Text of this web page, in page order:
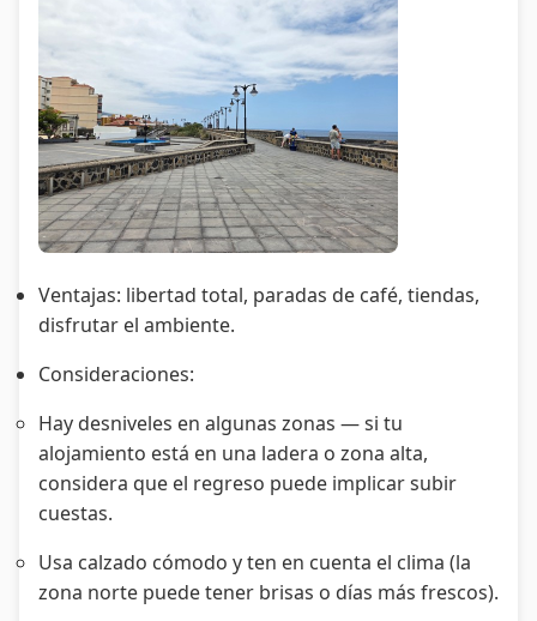
Ventajas: libertad total, paradas de café, tiendas,
disfrutar el ambiente.
Consideraciones:
Hay desniveles en algunas zonas — si tu
alojamiento está en una ladera o zona alta,
considera que el regreso puede implicar subir
cuestas.
Usa calzado cómodo y ten en cuenta el clima (la
zona norte puede tener brisas o días más frescos).